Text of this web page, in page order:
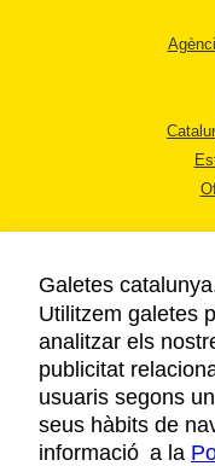
Galetes
Utilitzem galetes
analitzar els
publicitat
usuaris segons
seus hàbits de
informació a la